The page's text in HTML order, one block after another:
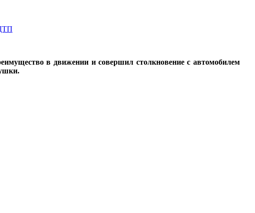
в движении и совершил столкновение с автомобилем